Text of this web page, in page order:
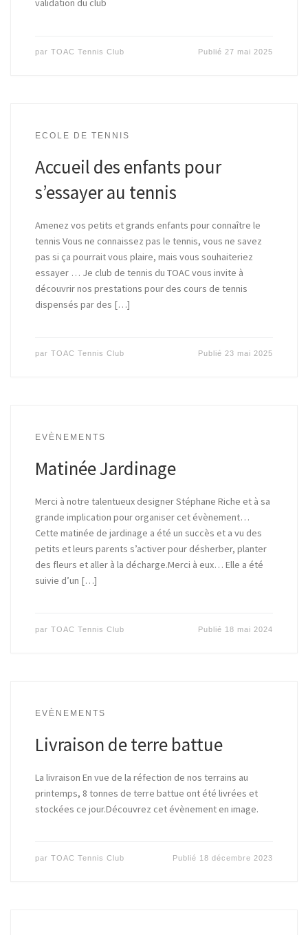
validation du club
par TOAC Tennis Club Publié 27 mai 2025
ECOLE DE TENNIS
Accueil des enfants pour
s’essayer au tennis
Amenez vos petits et grands enfants pour connaître le
tennis Vous ne connaissez pas le tennis, vous ne savez
pas si ça pourrait vous plaire, mais vous souhaiteriez
essayer … Je club de tennis du TOAC vous invite à
découvrir nos prestations pour des cours de tennis
dispensés par des […]
par TOAC Tennis Club Publié 23 mai 2025
EVÈNEMENTS
Matinée Jardinage
Merci à notre talentueux designer Stéphane Riche et à sa
grande implication pour organiser cet évènement…
Cette matinée de jardinage a été un succès et a vu des
petits et leurs parents s’activer pour désherber, planter
des fleurs et aller à la décharge.Merci à eux… Elle a été
suivie d’un […]
par TOAC Tennis Club Publié 18 mai 2024
EVÈNEMENTS
Livraison de terre battue
La livraison En vue de la réfection de nos terrains au
printemps, 8 tonnes de terre battue ont été livrées et
stockées ce jour.Découvrez cet évènement en image.
par TOAC Tennis Club Publié 18 décembre 2023